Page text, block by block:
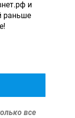
и
раньше
все